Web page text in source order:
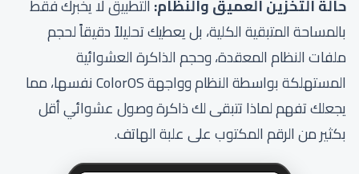
حالة التخزين العميق والنظام: التطبيق لا يخبرك فقط
بالمساحة المتبقية الكلية، بل يعطيك تحليلاً دقيقاً لحجم
ملفات النظام المعقدة، وحجم الذاكرة العشوائية
المستهلكة بواسطة النظام وواجهة ColorOS نفسها، مما
يجعلك تفهم لماذا تتبقى لك ذاكرة وصول عشوائي أقل
بكثير من الرقم المكتوب على علبة الهاتف.